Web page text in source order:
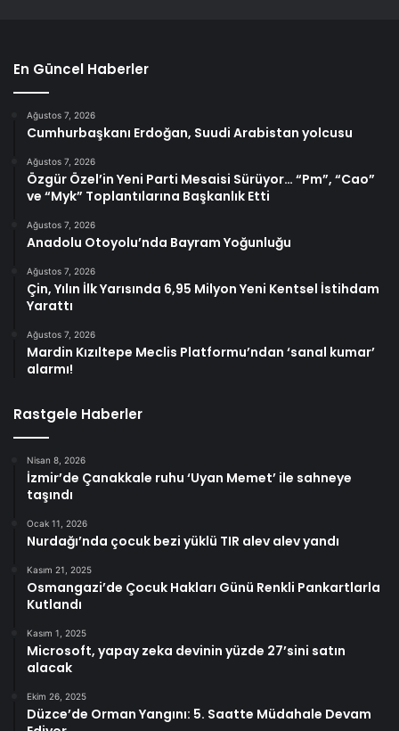
En Güncel Haberler
Ağustos 7, 2026
Cumhurbaşkanı Erdoğan, Suudi Arabistan yolcusu
Ağustos 7, 2026
Özgür Özel’in Yeni Parti Mesaisi Sürüyor… “Pm”, “Cao”
ve “Myk” Toplantılarına Başkanlık Etti
Ağustos 7, 2026
Anadolu Otoyolu’nda Bayram Yoğunluğu
Ağustos 7, 2026
Çin, Yılın İlk Yarısında 6,95 Milyon Yeni Kentsel İstihdam
Yarattı
Ağustos 7, 2026
Mardin Kızıltepe Meclis Platformu’ndan ‘sanal kumar’
alarmı!
Rastgele Haberler
Nisan 8, 2026
İzmir’de Çanakkale ruhu ‘Uyan Memet’ ile sahneye
taşındı
Ocak 11, 2026
Nurdağı’nda çocuk bezi yüklü TIR alev alev yandı
Kasım 21, 2025
Osmangazi’de Çocuk Hakları Günü Renkli Pankartlarla
Kutlandı
Kasım 1, 2025
Microsoft, yapay zeka devinin yüzde 27’sini satın
alacak
Ekim 26, 2025
Düzce’de Orman Yangını: 5. Saatte Müdahale Devam